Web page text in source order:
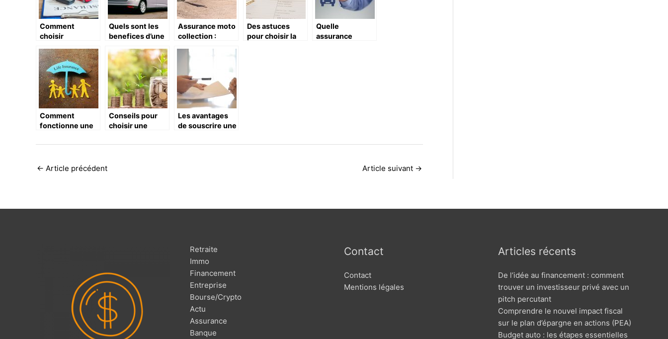
Comment
choisir
la plus adequate
?
Quels sont les
benefices d’une
une assurance
auto ?
Assurance moto
collection :
petits conseils
pour conduire
une 125 CC
Des astuces
pour choisir la
Quelle
assurance
Comment
fonctionne une
Conseils pour
choisir une
assurance
Les avantages
de souscrire une
habitation
← Article précédent Article suivant →
Retraite
Immo
Financement
Entreprise
Bourse/Crypto
Actu
Assurance
Banque
Contact
Contact
Mentions légales
Articles récents
De l’idée au financement : comment
trouver un investisseur privé avec un
pitch percutant
Comprendre le nouvel impact fiscal
sur le plan d’épargne en actions (PEA)
Budget auto : les étapes essentielles